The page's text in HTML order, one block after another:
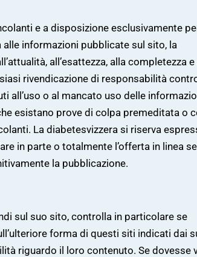
e a disposizione esclusivamente
informazioni pubblicate sul sito, la
all’esattezza, alla completezza e
rivendicazione di responsabilità
all’uso o al mancato uso delle
esistano prove di colpa premeditata o
La diabetesvizzera si riserva
in parte o totalmente l’offerta in linea
la pubblicazione.
sul suo sito, controlla in particolare se
forma di questi siti indicati dai
riguardo il loro contenuto. Se dovesse